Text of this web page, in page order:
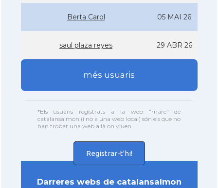
Berta Carol 05 MAI 26
saul plaza reyes 29 ABR 26
més usuaris
*Els usuaris registrats a la web "mare" de
catalansalmon (i no a una web local) són els que no
han trobat una web allà on viuen
Registrar-t'hi!
Darreres webs de catalansalmon